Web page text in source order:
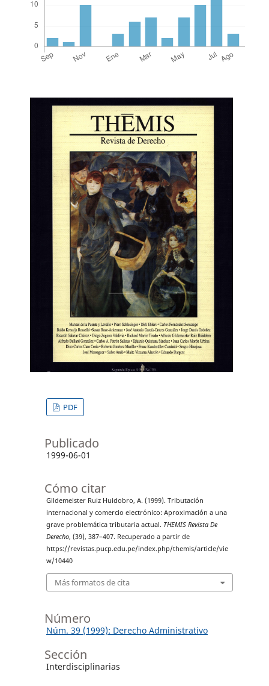
PDF
Publicado
1999-06-01
Cómo citar
Gildemeister Ruiz Huidobro, A. (1999). Tributación
internacional y comercio electrónico: Aproximación a una
grave problemática tributaria actual. THEMIS Revista De
Derecho, (39), 387–407. Recuperado a partir de
https://revistas.pucp.edu.pe/index.php/themis/article/vie
w/10440
Más formatos de cita
Número
Núm. 39 (1999): Derecho Administrativo
Sección
Interdisciplinarias